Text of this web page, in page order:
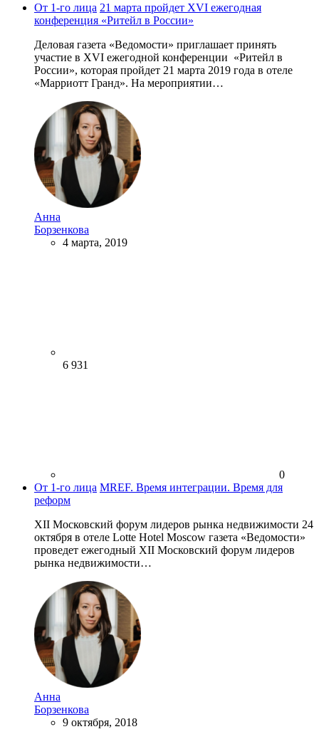
От 1-го лица 21 марта пройдет XVI ежегодная
конференция «Ритейл в России»
Деловая газета «Ведомости» приглашает принять
участие в XVI ежегодной конференции «Ритейл в
России», которая пройдет 21 марта 2019 года в отеле
«Марриотт Гранд». На мероприятии…
Анна
Борзенкова
4 марта, 2019
6 931
0
От 1-го лица MREF. Время интеграции. Время для
реформ
XII Московский форум лидеров рынка недвижимости 24
октября в отеле Lotte Hotel Moscow газета «Ведомости»
проведет ежегодный XII Московский форум лидеров
рынка недвижимости…
Анна
Борзенкова
9 октября, 2018